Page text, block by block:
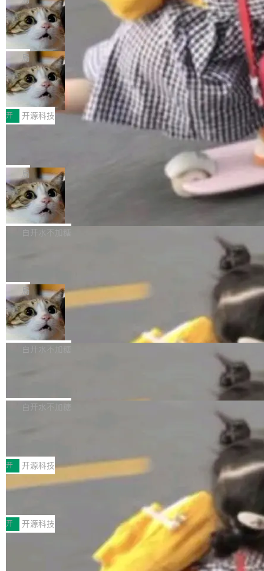
现实 过去两年，CIO们的焦虑清单上多了两项：
一是如何让大模型和智能体应用安全地从PoC走
向生产，二是如何让测试团队跟得上AI应用...
设置，如果用布尔值 + 可空字段来表示——bool
ean 表示是否可切换，nullable 的默认模式、浅
色方案、深色方案——会产生大量无意义的组
合。方案缺了、配置冲突了、全 null 了。要知道
哪些组合有效，作者说，你得靠"文档、校验、或
者部落知识"。 换个写法。Rust 的 enum，两个
变体：Switchable...
个"AI 知识库 + 聊天机器人"——每个大厂都在
做，没什么新鲜的。 但 Kenton Varda 在 Twitte
r 上把事情说清楚了： 今天我们发布了 Cloudfla
re OS，一个带连接器的聊天机器人，跟其他所
有科技公司做的一样。只不过，实际上它不一
样。这是 Sandstorm.io 的重制版，我十年前的
那个创业公司。不同的是，这次它构建在 Cloudf
lare Workers 上——我花了九年时间搭建的平台
——并且深度集成了 AI。这基本上是我十年秘密
Deno 团队开源 Celld，可自托管的分
布式 Durable Objects
Ryan Dahl 领导的 Deno 团队推出了最新开源项
目 Celld，一个能在自己机器上运行 Cloudflare
Workers 和 Durable Objects 的守护进程。 设
计思路很直接：每个对象是一个独立的 SQLite
数据库，按名称寻址，复制到你自己的 S3 兼容
存储库里。节点之间只通过这个存储库协调——
没有控制平面，没有共识协议。每个对象自带一
个小型数据库，应用天然按分片构建，单个数据
库的竞争和爆炸半径问题在设计层面就被消除
了。 闲置的 cell 会休眠到几乎不占资源。当 cel
l 迁移或唤醒时，新宿主从 S3 恢复 SQLite 数据
库继续执行。存储库是持久化的唯一真相...
局
鲁大师7月新机性能/流畅/AI榜：vivo夺
性能、流畅双第一，三星Galaxy Z系列
新折叠缺席
2026年7月的手机市场，由于存储等硬件成本暴
增，手机厂商的日子也不好过啊，新机速度明显
放缓，因此硝烟味淡了许多。新机参数规格除开
高价的三星折叠（三星Galaxy Z Fold8 Ultra / Z
Fold8 / Z Flip8）外，其余要么是中低端机器，
例如iQOO Z11i、REDMI Note 17、REDMI No
te 17 Pro、OPPO K15，要么是vivo X300 E这
样的次旗舰。 Galaxy Z Fold8 Ultra / Z Fold8 /
Z Flip8三款折叠屏新机均在7月22日发布，且全
部搭载骁龙8 Elite Gen5 for Galaxy，它们本该
开 开源科技
Zed 编辑器团队发布了新项目——DeltaDB，一
个在 git commit 之间记录每一次编辑操作的版
本控制系统。目前处于 Early Access 阶段。 De
ltaDB 的核心思路直接写在 landing page 最显
眼的位置：「Software is made between com
mits」——软件是在 commit 之间写出来的。git
是把这段空隙补上。 回退到任何一次编辑：Delt
aDB 捕获 commit 之间的每一次操作，...
局
SpaceXAI 单季资本开支达 183 亿美元
根据风险投资人Tomer Tunguz 博客（VC 分
析）披露的最新分析与第二季度业绩报告，Spac
微软同期总资本开支的四成。 与亚马逊、Alpha
bet、微软以及 Meta 等传统科技巨头相比，Spa
ceXAI的资金消耗速度尤为引人瞩目。然而，支
撑庞大支出的资金来源却呈现出截然不同的面
貌。数据显示，微软和 Meta 主要依托充沛的经
白开水不加糖
一个在终端里运行的编程 agent；Muse Spark
1.2，驱动这个 agent 的新模型。一句话概括：
你可以用 curl -fsSL https://dev.meta.ai/install.
sh | bash 安装一个能在大项目里自动规划、写
代码、验证结果的 AI 终端工具。 据介绍，Muse
个主 agent 循环，外加一组后台 agent。这些后
局
美团开源 LoHoSearch，用知识图谱校
准 AI 能力认知
机器出题的前提，是让机器拥有全局视野。整个
构建流程可以分为四个环节：建图 → 控制难度
白开水不加糖
库，并将作为transport接入Mooncake TENT。
MPComm将作为一种传输引擎接入Mooncake T
ENT，实现零拷贝传输性能提升30%、非零拷贝
传输性能最高提升5倍。UCL-MPComm底层基
于自研UCL-Engine通信引擎，后续腾讯网平将
持续开源更多基于UCL-Engine的高性能通信组
件。 腾讯网平团队在UCL-MPComm中实现了一
个独立于业务线程的全局通信引擎（Engine），
白开水不加糖
型案例入选名单》，深信服“面向企业研发场景的
开源 AI 编程平台 CoStrict 应用”凭借卓越的技术
创新与落地成效成功入选。 全链路私有化部署，
助力企业AI研发安全落地 当前，越来越多企业已
经开始引入 AI Coding 工具，通过调用公有云模
型或企业内部部署模型提升研发效率。但随着 AI
Coding 从个人辅助工具逐步走向团队级、组织
级应用，企业在规模化落地过程中，对安全性、
开 开源科技
深信服AI算力网关入选工信部人工智能
前不久，工业和信息化部正式发布《2025年人工
智能应用典型案例名单》，集中展示人工智能在
各领域的应用成果，覆盖技术底座、行业赋能、
产品应用、支撑保障、专题等五大方向。深信服
AI算力网关（AI创新平台）成功入选！ 随着各行
开 开源科技
Jeff Dean 离开 Google：一个时代的结
束，一个实验室的开始
Google 员工编号 20。MapReduce 作者之一。